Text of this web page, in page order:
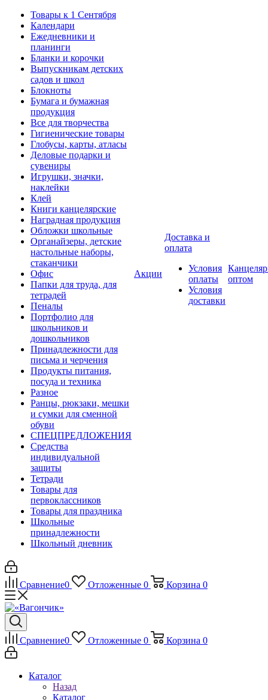
Товары к 1 Сентября
Календари
Ежедневники и
планинги
Бланки и корочки
Выпускникам детских
садов и школ
Блокноты
Бумага и бумажная
продукция
Все для творчества
Гигиенические товары
Глобусы, карты, атласы
Деловые подарки и
сувениры
Игрушки, значки,
наклейки
Клей
Книги канцелярские
Наградная продукция
Обложки школьные
Органайзеры, детские
настольные наборы,
стаканчики
Офис
Папки для труда, для
тетрадей
Пеналы
Портфолио для
школьников и
дошкольников
Принадлежности для
письма и черчения
Продукты питания,
посуда и техника
Разное
Ранцы, рюкзаки, мешки
и сумки для сменной
обуви
СПЕЦПРЕДЛОЖЕНИЯ
Средства
индивидуальной
защиты
Тетради
Товары для
первоклассников
Товары для праздника
Школьные
принадлежности
Школьный дневник
Акции
Доставка и
оплата
Условия
оплаты
Условия
доставки
оптом
Сравнение0 Отложенные 0 Корзина 0
Сравнение0 Отложенные 0 Корзина 0
Каталог
Назад
Каталог